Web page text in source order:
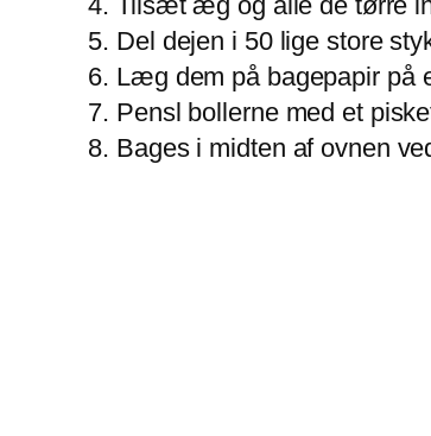
Del dejen i 50 lige store
Læg dem på bagepapir på
Pensl bollerne med et
Bages i midten af ovnen